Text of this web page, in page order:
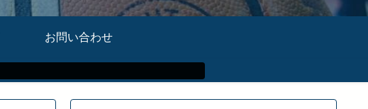
お問い合わせ